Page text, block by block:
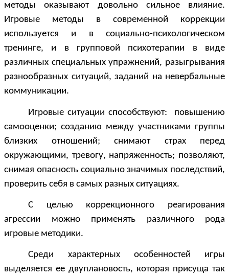
методы оказывают довольно сильное влияние.
Игровые методы в современной коррекции
используется и в социально-психологическом
тренинге, и в групповой психотерапии в виде
различных специальных упражнений, разыгрывания
разнообразных ситуаций, заданий на невербальные
коммуникации.
Игровые ситуации способствуют: повышению
самооценки; созданию между участниками группы
близких отношений; снимают страх перед
окружающими, тревогу, напряженность; позволяют,
снимая опасность социально значимых последствий,
проверить себя в самых разных ситуациях.
С целью коррекционного реагирования
агрессии можно применять различного рода
игровые методики.
Среди характерных особенностей игры
выделяется ее двуплановость, которая присуща так